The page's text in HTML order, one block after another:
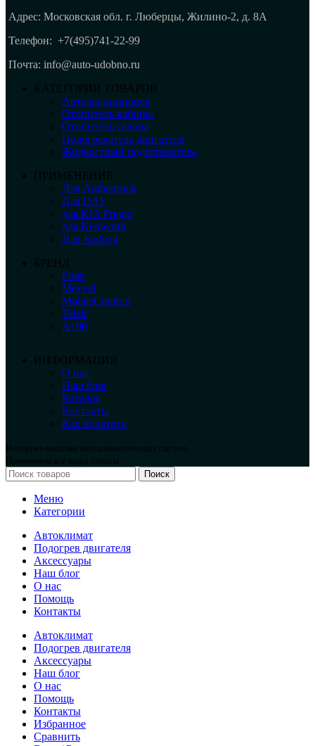
Адрес: Московская обл. г. Люберцы, Жилино-2, д. 8A
Телефон: +7(495)741-22-99
Почта: info@auto-udobno.ru
КАТЕГОРИИ ТОВАРОВ
Автокондиционер
Отопитель кабины
Отопитель салона
Подогреватель двигателя
Жидкостный подогреватель
ПРИМЕНЕНИЕ
Для Ambertruck
Для DAF
для KIA Pregio
для Kenworth
Для Junfeng
БРЕНД
Frost
Meyvel
MobileComfort
Telair
А100
ИНФОРМАЦИЯ
О нас
Наш блог
Каталог
Контакты
Как оплатить
Интернет-магазин автоклиматических систем.
Принимаем все виды оплаты.
Поиск
Меню
Категории
Автоклимат
Подогрев двигателя
Аксессуары
Наш блог
О нас
Помощь
Контакты
Автоклимат
Подогрев двигателя
Аксессуары
Наш блог
О нас
Помощь
Контакты
Избранное
Сравнить